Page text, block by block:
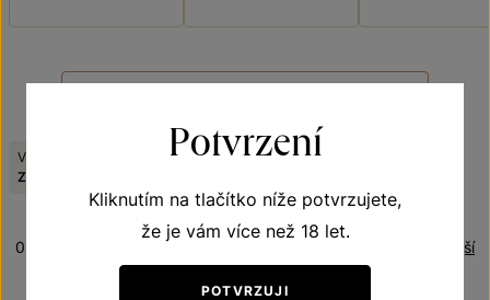
Výrobce:
Znovín Znojmo
Ročník:
Odrůda:
Nejlevnější
0 produktů
Potvrzení
Kliknutím na tlačítko níže potvrzujete,
že je vám více než 18 let.
POTVRZUJI